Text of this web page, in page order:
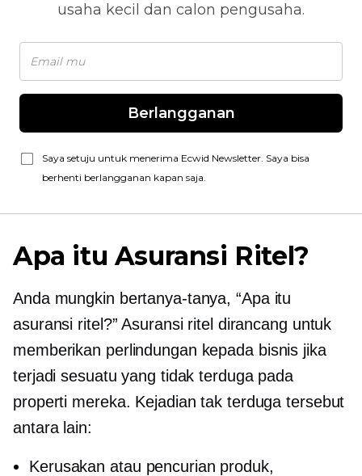
usaha kecil dan calon pengusaha.
Berlangganan
Saya setuju untuk menerima Ecwid Newsletter. Saya bisa
berhenti berlangganan kapan saja.
Apa itu Asuransi Ritel?
Anda mungkin bertanya-tanya, “Apa itu
asuransi ritel?” Asuransi ritel dirancang untuk
memberikan perlindungan kepada bisnis jika
terjadi sesuatu yang tidak terduga pada
properti mereka. Kejadian tak terduga tersebut
antara lain:
Kerusakan atau pencurian produk,